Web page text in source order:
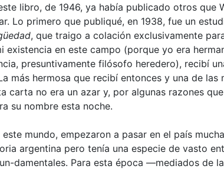
libro, de 1946, ya había publicado otros que
Lo primero que publiqué, en 1938, fue un
, que traigo a colación exclusivamente
existencia en este campo (porque yo era
presuntivamente filósofo heredero), recibí
más hermosa que recibí entonces y una de las
carta no era un azar y, por algunas razones
su nombre esta noche.
mundo, empezaron a pasar en el país
argentina pero tenía una especie de vasto
damentales. Para esta época —mediados de